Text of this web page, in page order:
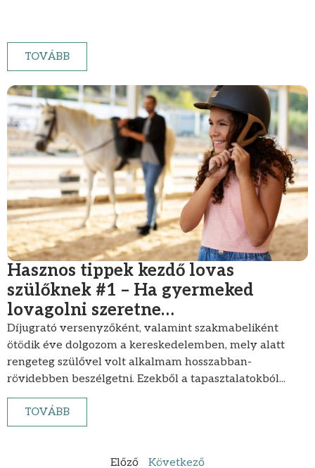
TOVÁBB
Hasznos tippek kezdő lovas
szülőknek #1 – Ha gyermeked
lovagolni szeretne…
Díjugrató versenyzőként, valamint szakmabeliként
ötödik éve dolgozom a kereskedelemben, mely alatt
rengeteg szülővel volt alkalmam hosszabban-
rövidebben beszélgetni. Ezekből a tapasztalatokból...
TOVÁBB
Előző Következő